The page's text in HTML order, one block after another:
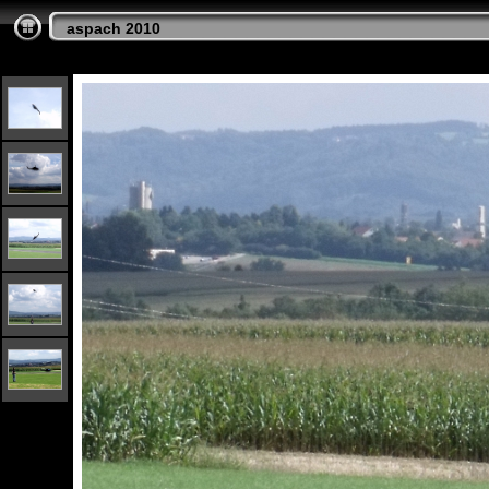
aspach 2010